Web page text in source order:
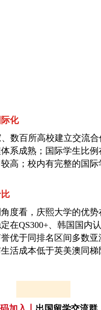
化
、数百所高校建立交流
系成熟；国际学生比例
高；校内有完整的国际
度看，庆熙大学的优势
在QS300+、韩国国内
优于同排名区间多数亚
活成本低于英美澳同梯